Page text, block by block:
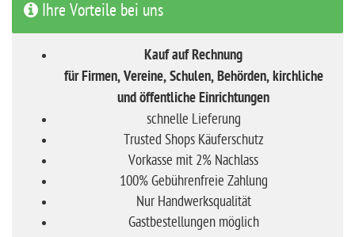
Ihre Vorteile bei uns
Kauf auf Rechnung
für Firmen, Vereine, Schulen, Behörden, kirchliche
und öffentliche Einrichtungen
schnelle Lieferung
Trusted Shops Käuferschutz
Vorkasse mit 2% Nachlass
100% Gebührenfreie Zahlung
Nur Handwerksqualität
Gastbestellungen möglich